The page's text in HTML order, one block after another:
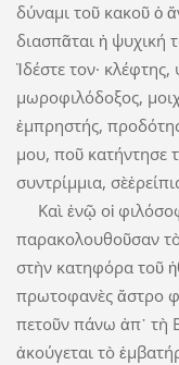
δύναμι τοῦ κακοῦ ὁ
διασπᾶται ἡ ψυχική
Ἰδέστε τον·
μωροφιλόδοξος,
ἐμπρηστής,
μου, ποῦ κατήντησε
συντρίμμια,
Καὶ ἐνῷ οἱ
παρακολουθοῦσαν
στὴν κατηφόρα τοῦ
πρωτοφανὲς ἄστρο
πετοῦν πάνω ἀπ᾽ τὴ
ἀκούγεται τὸ